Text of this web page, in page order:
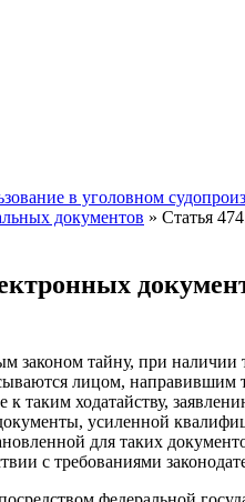
в уголовном
документов » Статья
законом тайну, при
лицом, направившим
ходатайству,
усиленной
для таких
с требованиями